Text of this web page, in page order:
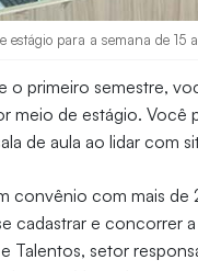
estágio para a semana de 15
o primeiro semestre,
meio de estágio. Você
de aula ao lidar com
convênio com mais
cadastrar e concorrer
Talentos, setor